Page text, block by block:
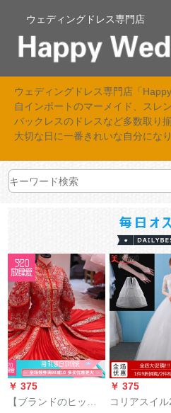
ウェディングドレス専門店
ウェディングドレス専門店「
自インポートのマーメイド、スレ
バックレスのドレスなど多数取り
大切な日に一番きれいな自分になり
￥ 375
【ブランドのヒッ
￥ 375
コリアスイ